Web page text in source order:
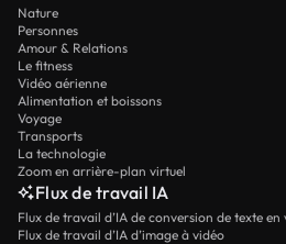
Nature
Personnes
Amour & Relations
Le fitness
Vidéo aérienne
Alimentation et boissons
Voyage
Transports
La technologie
Zoom en arrière-plan virtuel
Flux de travail IA
Flux de travail d’IA de conversion de texte en
Flux de travail d’IA d’image à vidéo